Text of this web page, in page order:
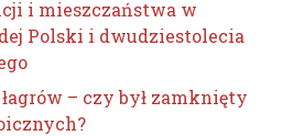
i mieszczaństwa w
Polski i dwudziestolecia
– czy był zamknięty